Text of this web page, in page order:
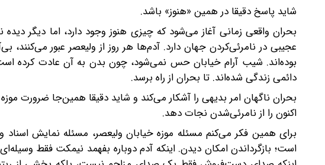
شاید پاسخ دقیقا در همین «هنوز» باشد.
بحران واقعی زمانی آغاز می‌شود که چیزی هنوز وجود دارد، اما دیگر
عجیبی در نامرئی‌کردن جهان دارد. آدم‌ها هر روز از ولیعصر عبور می‌کنند،
بوده‌اند. شیب آرام خیابان حس نمی‌شود، چون بدن به آن عادت
دائمی زندگی شده‌اند. تا بحران از راه برسد.
بحران ناگهان امر بدیهی را آشکار می‌کند و شاید دقیقا همین‌جا ضرورت موزه
اکنون را از نامرئی‌شدن نجات دهد.
برای همین فکر می‌کنم مسئله موزه خیابان ولیعصر، مسئله نمایش
است؛ بازگرداندن امکان دیدن. اینکه آدم دوباره بفهمد نیمکت فقط